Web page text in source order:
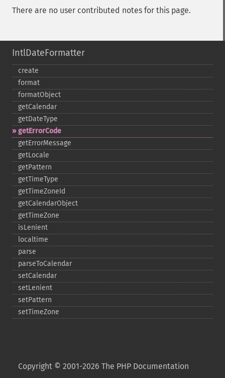
There are no user contributed notes for this page.
IntlDateFormatter
create
format
formatObject
getCalendar
getDateType
getErrorCode
getErrorMessage
getLocale
getPattern
getTimeType
getTimeZoneId
getCalendarObject
getTimeZone
isLenient
localtime
parse
parseToCalendar
setCalendar
setLenient
setPattern
setTimeZone
Copyright © 2001-2026 The PHP Documentation